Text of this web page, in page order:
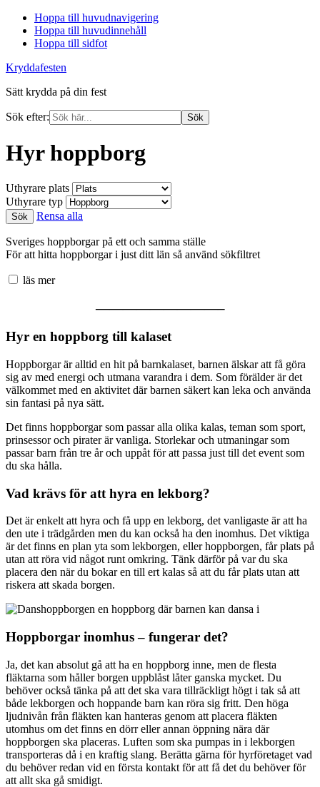
Hoppa till huvudnavigering
Hoppa till huvudinnehåll
Hoppa till sidfot
Kryddafesten
Sätt krydda på din fest
Sök efter:
Hyr hoppborg
Uthyrare plats
Uthyrare typ
Sök Rensa alla
Sveriges hoppborgar på ett och samma ställe
För att hitta hoppborgar i just ditt län så använd sökfiltret
läs mer
—————————–
Hyr en hoppborg till kalaset
Hoppborgar är alltid en hit på barnkalaset, barnen älskar att få göra
sig av med energi och utmana varandra i dem. Som förälder är det
välkommet med en aktivitet där barnen säkert kan leka och använda
sin fantasi på nya sätt.
Det finns hoppborgar som passar alla olika kalas, teman som sport,
prinsessor och pirater är vanliga. Storlekar och utmaningar som
passar barn från tre år och uppåt för att passa just till det event som
du ska hålla.
Vad krävs för att hyra en lekborg?
Det är enkelt att hyra och få upp en lekborg, det vanligaste är att ha
den ute i trädgården men du kan också ha den inomhus. Det viktiga
är det finns en plan yta som lekborgen, eller hoppborgen, får plats på
utan att röra vid något runt omkring. Tänk därför på var du ska
placera den när du bokar en till ert kalas så att du får plats utan att
riskera att skada borgen.
Hoppborgar inomhus – fungerar det?
Ja, det kan absolut gå att ha en hoppborg inne, men de flesta
fläktarna som håller borgen uppblåst låter ganska mycket. Du
behöver också tänka på att det ska vara tillräckligt högt i tak så att
både lekborgen och hoppande barn kan röra sig fritt. Den höga
ljudnivån från fläkten kan hanteras genom att placera fläkten
utomhus om det finns en dörr eller annan öppning nära där
hoppborgen ska placeras. Luften som ska pumpas in i lekborgen
transporteras då i en kraftig slang. Berätta gärna för hyrföretaget vad
du behöver redan vid en första kontakt för att få det du behöver för
att allt ska gå smidigt.